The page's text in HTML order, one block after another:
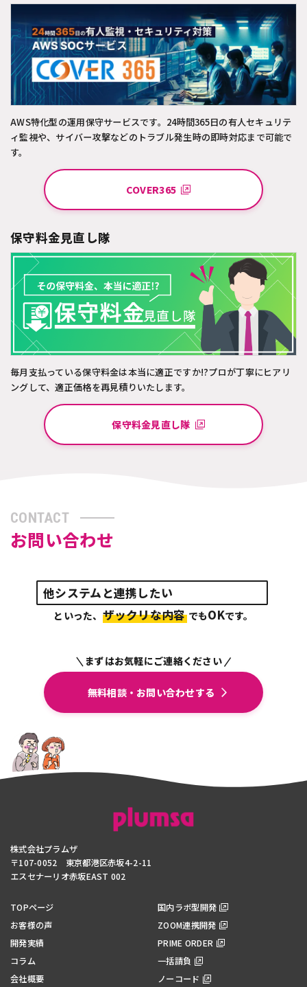
AWS特化型の運用保守サービスです。24時間365日の有人セキュリテ
ィ監視や、サイバー攻撃などのトラブル発生時の即時対応まで可能で
す。
COVER365
保守料金見直し隊
毎月支払っている保守料金は本当に適正ですか!?プロが丁寧にヒアリ
ングして、適正価格を再見積りいたします。
保守料金見直し隊
CONTACT
お問い合わせ
他システムと連携したい
といった、 ザックリな内容 でもOKです。
| まずはお気軽にご連絡ください |
無料相談・お問い合わせする
株式会社プラムザ
〒107-0052 東京都港区赤坂4-2-11
エスセナーリオ赤坂EAST 002
TOPページ
お客様の声
開発実績
コラム
会社概要
国内ラボ型開発
ZOOM連携開発
PRIME ORDER
一括請負
ノーコード